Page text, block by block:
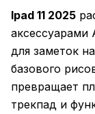
Ipad 11 2025
аксессуарами
для заметок
базового
превращает
трекпад и